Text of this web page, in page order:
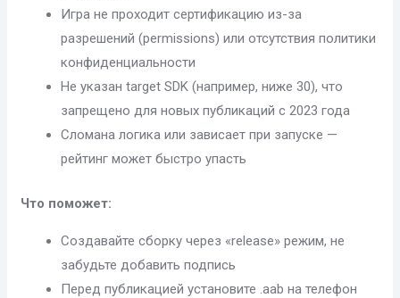
Игра не проходит сертификацию из-за
разрешений (permissions) или отсутствия политики
конфиденциальности
Не указан target SDK (например, ниже 30), что
запрещено для новых публикаций с 2023 года
Сломана логика или зависает при запуске —
рейтинг может быстро упасть
Что поможет:
Создавайте сборку через «release» режим, не
забудьте добавить подпись
Перед публикацией установите .aab на телефон